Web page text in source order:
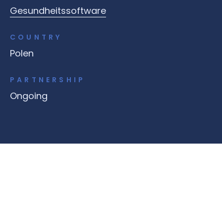
Gesundheitssoftware
COUNTRY
Polen
PARTNERSHIP
Ongoing